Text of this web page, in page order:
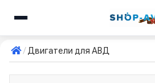
Двигатели для АВД